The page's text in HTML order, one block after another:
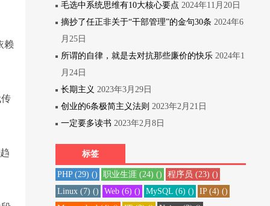
赖
毛选中系统思维有10大核心要点 2024年11月20日
摘抄了任正非关于“干部管理”的金句30条 2024年6
月25日
所谓的自律，就是去对抗那些廉价的快乐 2024年1
月24日
长期主义 2023年3月29日
创业的6条极简主义法则 2023年2月21日
一定要多读书 2023年2月8日
标签
PHP(29) () 职业生涯(24) () 程序员 (23) ()
Linux(7) () Web(6) () MySQL(6) () IP(4) ()